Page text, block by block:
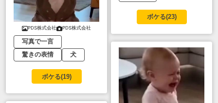
PDS株式会社 PDS株式会社
写真で一言
驚きの表情
犬
ボケる(19)
ボケる(23)